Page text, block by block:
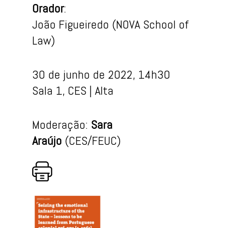
Orador:
João Figueiredo (NOVA School of
Law)
30 de junho de 2022, 14h30
Sala 1, CES | Alta
Moderação: Sara
Araújo (CES/FEUC)